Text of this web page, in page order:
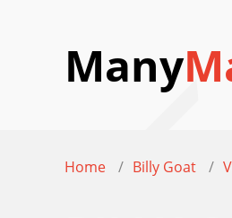
Many
Home Billy Goat